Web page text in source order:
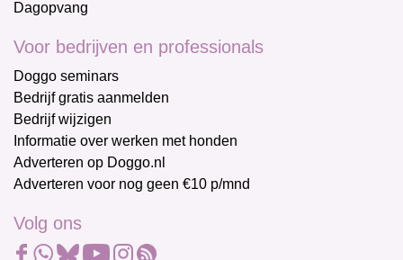
Dagopvang
Voor bedrijven en professionals
Doggo seminars
Bedrijf gratis aanmelden
Bedrijf wijzigen
Informatie over werken met honden
Adverteren op Doggo.nl
Adverteren voor nog geen €10 p/mnd
Volg ons